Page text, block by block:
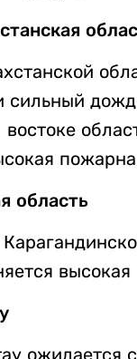
сильный
востоке
область
ожидается